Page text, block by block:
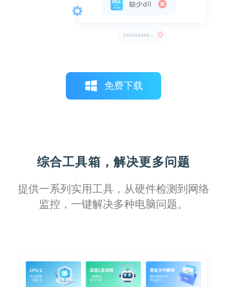
免费下载
综合工具箱，解决更多问题
提供一系列实用工具，从硬件检测到网络
监控，一键解决多种电脑问题。
有打印设备的驱动，保持系统稳定运行，效
应对各种打印机问题，从简单的卡纸到复杂
的网络配置，每一步都有明确的指导，真的
非常实用。